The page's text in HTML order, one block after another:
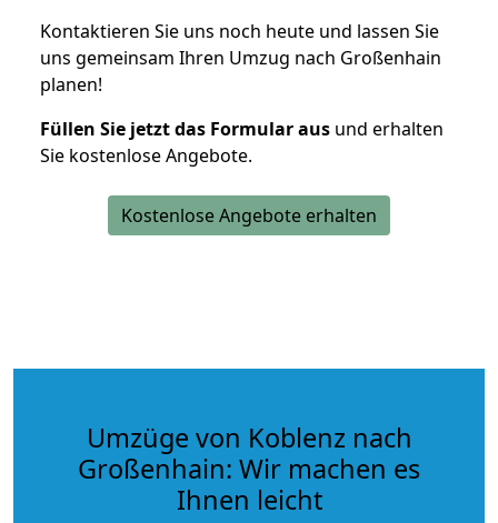
Kontaktieren Sie uns noch heute und lassen Sie
uns gemeinsam Ihren Umzug nach Großenhain
planen!
Füllen Sie jetzt das Formular aus und erhalten
Sie kostenlose Angebote.
Kostenlose Angebote erhalten
Umzüge von Koblenz nach
Großenhain: Wir machen es
Ihnen leicht